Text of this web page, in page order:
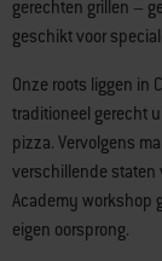
maar in deze
gerechten grillen –
Onze roots liggen in
traditioneel gerecht
pizza. Vervolgens
verschillende staten
Academy workshop